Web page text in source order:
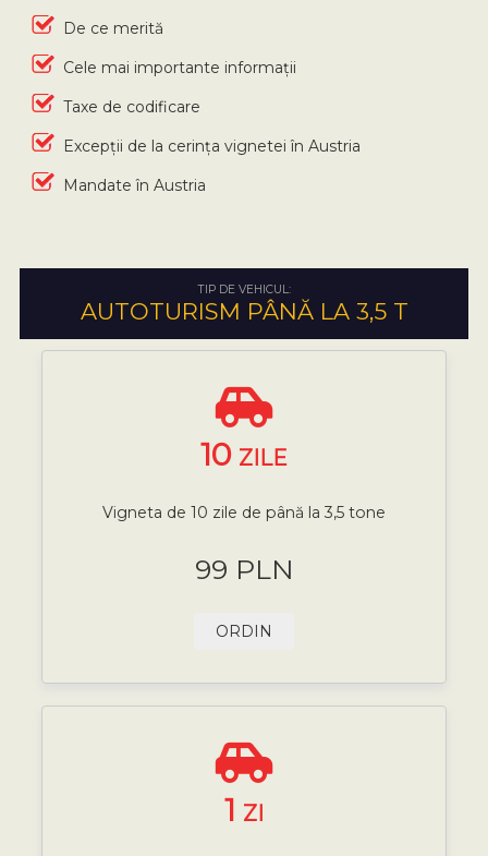
De ce merită
Cele mai importante informații
Taxe de codificare
Excepții de la cerința vignetei în Austria
Mandate în Austria
TIP DE VEHICUL:
AUTOTURISM PÂNĂ LA 3,5 T
10 ZILE
Vigneta de 10 zile de până la 3,5 tone
99 PLN
ORDIN
1 ZI